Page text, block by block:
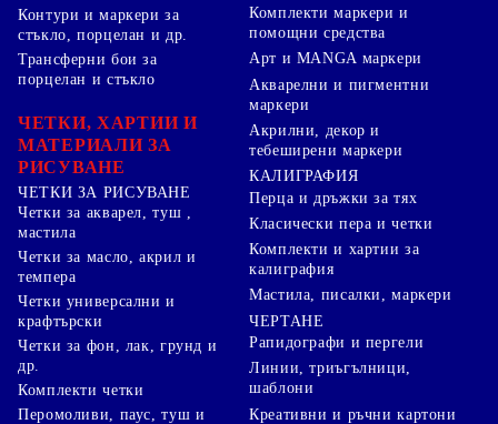
Контури и маркери за
стъкло, порцелан и др.
Трансферни бои за
порцелан и стъкло
ЧЕТКИ, ХАРТИИ И
МАТЕРИАЛИ ЗА
РИСУВАНЕ
ЧЕТКИ ЗА РИСУВАНЕ
Четки за акварел, туш ,
мастила
Четки за масло, акрил и
темпера
Четки универсални и
крафтърски
Четки за фон, лак, грунд и
др.
Комплекти четки
Комплекти маркери и
помощни средства
Арт и MANGA маркери
Акварелни и пигментни
маркери
Акрилни, декор и
тебеширени маркери
КАЛИГРАФИЯ
Перца и дръжки за тях
Класически пера и четки
Комплекти и хартии за
калиграфия
Мастила, писалки, маркери
ЧЕРТАНЕ
Рапидографи и пергели
Линии, триъгълници,
шаблони
Перомоливи, паус, туш и
Креативни и ръчни картони